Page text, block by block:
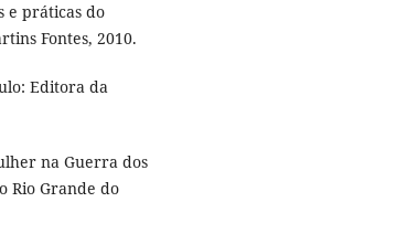
e práticas do
Fontes, 2010.
Editora da
na Guerra dos
Rio Grande do